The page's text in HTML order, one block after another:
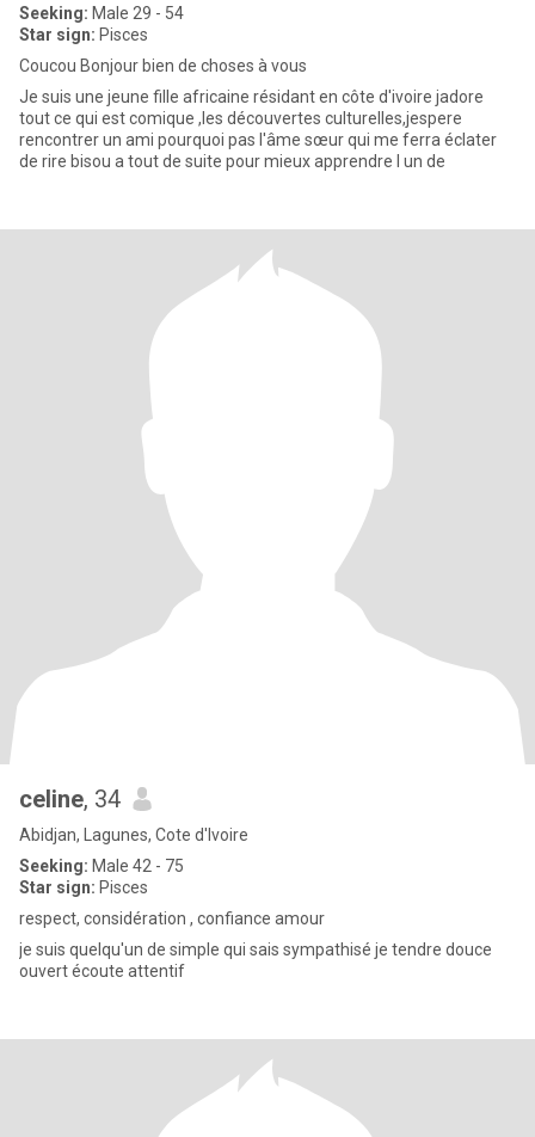
Seeking: Male 29 - 54
Star sign: Pisces
Coucou Bonjour bien de choses à vous
Je suis une jeune fille africaine résidant en côte d'ivoire jadore
tout ce qui est comique ,les découvertes culturelles,jespere
rencontrer un ami pourquoi pas l'âme sœur qui me ferra éclater
de rire bisou a tout de suite pour mieux apprendre l un de
celine, 34
Abidjan, Lagunes, Cote d'Ivoire
Seeking: Male 42 - 75
Star sign: Pisces
respect, considération , confiance amour
je suis quelqu'un de simple qui sais sympathisé je tendre douce
ouvert écoute attentif